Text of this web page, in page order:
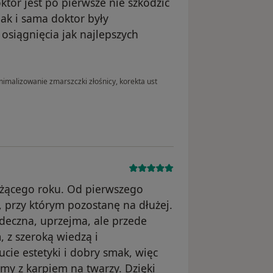
i sama doktor były
jak najlepszych
zmarszczki złośnicy, korekta ust
roku. Od pierwszego
którym pozostanę na dłużej.
uprzejma, ale przede
z szeroką wiedzą i
estetyki i dobry smak, więc
z karpiem na twarzy. Dzięki